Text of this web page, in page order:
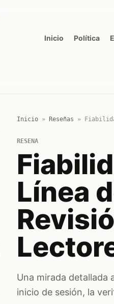
Inicio Política
Inicio» Reseñas »
RESENA
Línea
Una mirada detallada
inicio de sesión, la